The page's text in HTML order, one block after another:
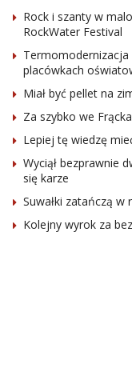
Rock i szanty w
RockWater Festival
placówkach
Miał być pellet na
Za szybko we
Lepiej tę wiedzę
Wyciął bezprawnie
się karze
Suwałki zatańczą w
Kolejny wyrok za